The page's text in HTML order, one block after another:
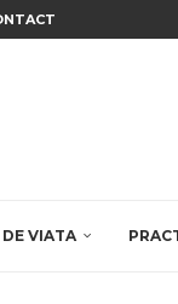
VIATA